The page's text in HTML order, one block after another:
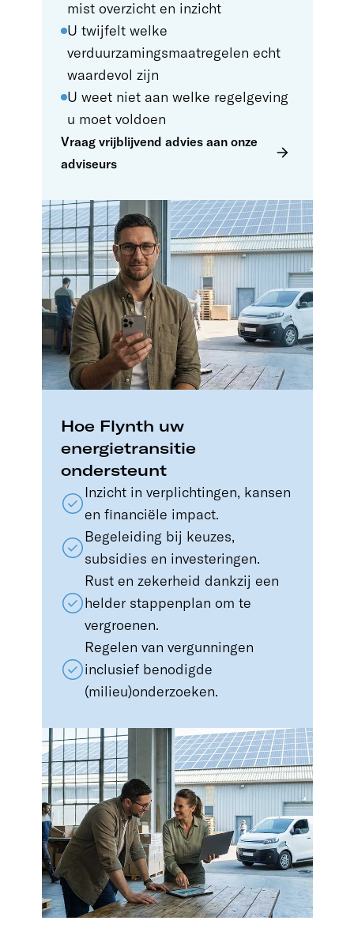
mist overzicht en inzicht
U twijfelt welke
verduurzamingsmaatregelen echt
waardevol zijn
U weet niet aan welke regelgeving
u moet voldoen
Vraag vrijblijvend advies aan onze
adviseurs
Hoe Flynth uw
energietransitie
ondersteunt
Inzicht in verplichtingen, kansen
en financiële impact.
Begeleiding bij keuzes,
subsidies en investeringen.
Rust en zekerheid dankzij een
helder stappenplan om te
vergroenen.
Regelen van vergunningen
inclusief benodigde
(milieu)onderzoeken.